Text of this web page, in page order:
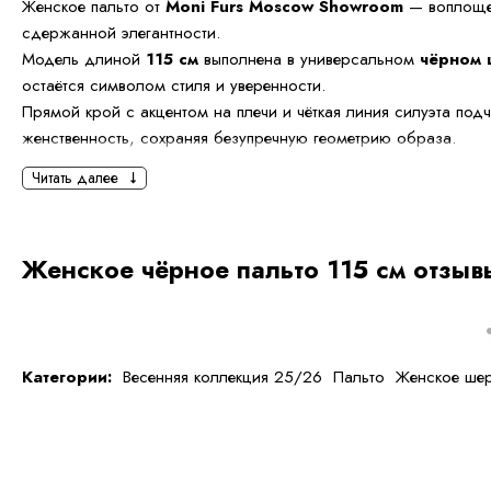
Женское пальто от Moni Furs Moscow Showroom —
сдержанной элегантности.
Модель длиной 115 см выполнена в универсальном чёрном
остаётся символом стиля и уверенности.
Прямой крой с акцентом на плечи и чёткая линия силуэта
женственность, сохраняя безупречную геометрию образа.
Пальто изготовлено из плотной костюмной шерсти с
современный образ, вдохновлённый эстетикой европейских
Это пальто — база, которая подойдёт как для офиса, так и
Читать далее
Женское чёрное пальто 115 см
Категории: Весенняя коллекция 25/26 Пальто Женское